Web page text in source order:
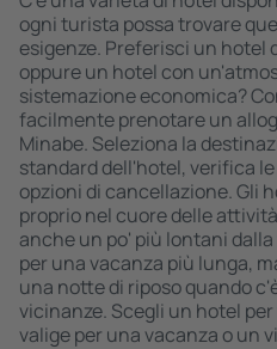
ogni turista possa trovare
esigenze. Preferisci un hotel
oppure un hotel con
sistemazione economica?
facilmente prenotare un
Minabe. Seleziona la
standard dell'hotel, verifica
opzioni di cancellazione. Gli
proprio nel cuore delle
anche un po' più lontani
per una vacanza più lunga,
una notte di riposo quando
vicinanze. Scegli un hotel
valige per una vacanza o un